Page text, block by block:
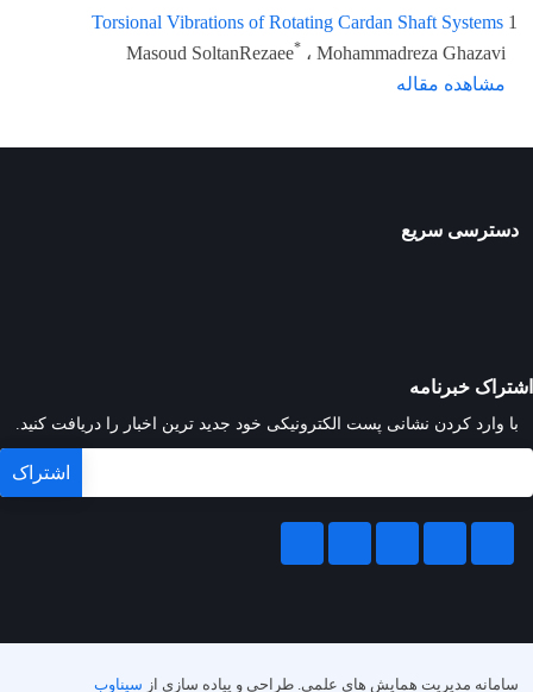
1
Torsional Vibrations of Rotating Cardan Shaft Systems
Masoud SoltanRezaee* ، Mohammadreza Ghazavi
مشاهده مقاله
دسترسی سریع
اشتراک خبرنامه
با وارد کردن نشانی پست الکترونیکی خود جدید ترین اخبار را دریافت کنید.
سامانه مدیریت همایش های علمی. طراحی و پیاده سازی از سیناوب